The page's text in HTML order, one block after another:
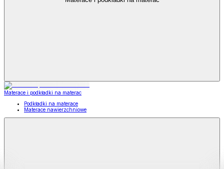
Materace i podkładki na materac
Podkładki na materace
Materace nawierzchniowe